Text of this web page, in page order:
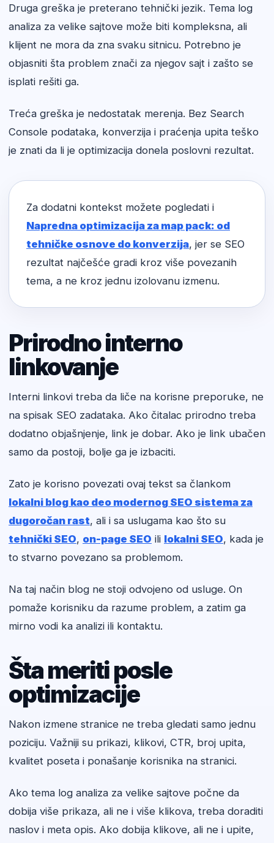
Druga greška je preterano tehnički jezik. Tema log
analiza za velike sajtove može biti kompleksna, ali
klijent ne mora da zna svaku sitnicu. Potrebno je
objasniti šta problem znači za njegov sajt i zašto se
isplati rešiti ga.
Treća greška je nedostatak merenja. Bez Search
Console podataka, konverzija i praćenja upita teško
je znati da li je optimizacija donela poslovni rezultat.
Za dodatni kontekst možete pogledati i
Napredna optimizacija za map pack: od
tehničke osnove do konverzija, jer se SEO
rezultat najčešće gradi kroz više povezanih
tema, a ne kroz jednu izolovanu izmenu.
Prirodno interno
linkovanje
Interni linkovi treba da liče na korisne preporuke, ne
na spisak SEO zadataka. Ako čitalac prirodno treba
dodatno objašnjenje, link je dobar. Ako je link ubačen
samo da postoji, bolje ga je izbaciti.
Zato je korisno povezati ovaj tekst sa člankom
lokalni blog kao deo modernog SEO sistema za
dugoročan rast, ali i sa uslugama kao što su
tehnički SEO, on-page SEO ili lokalni SEO, kada je
to stvarno povezano sa problemom.
Na taj način blog ne stoji odvojeno od usluge. On
pomaže korisniku da razume problem, a zatim ga
mirno vodi ka analizi ili kontaktu.
Šta meriti posle
optimizacije
Nakon izmene stranice ne treba gledati samo jednu
poziciju. Važniji su prikazi, klikovi, CTR, broj upita,
kvalitet poseta i ponašanje korisnika na stranici.
Ako tema log analiza za velike sajtove počne da
dobija više prikaza, ali ne i više klikova, treba doraditi
naslov i meta opis. Ako dobija klikove, ali ne i upite,